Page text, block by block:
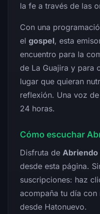
la fe a través de las
Con una
el gospel, esta
encuentro para la
de La Guajira y para
lugar que quieran
reflexión. Una voz
24 horas.
Cómo escuchar
Disfruta de Abriendo
desde esta página.
suscripciones: haz
acompaña tu día con
desde Hatonuevo.